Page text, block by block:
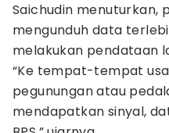
Saichudin menuturkan,
mengunduh data
melakukan pendataan
“Ke tempat-tempat
pegunungan atau
mendapatkan sinyal,